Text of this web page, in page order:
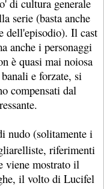
di cultura generale
serie (basta anche
dell'episodio). Il cast
anche i personaggi
è quasi mai noiosa
e forzate, si
compensati dal
nudo (solitamente i
riferimenti
viene mostrato il
il volto di Lucifel